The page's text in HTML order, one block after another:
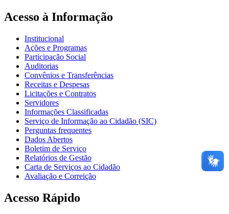
Acesso à Informação
Institucional
Ações e Programas
Participação Social
Auditorias
Convênios e Transferências
Receitas e Despesas
Licitações e Contratos
Servidores
Informações Classificadas
Serviço de Informação ao Cidadão (SIC)
Perguntas frequentes
Dados Abertos
Boletim de Serviço
Relatórios de Gestão
Carta de Serviços ao Cidadão
Avaliação e Correição
Acesso Rápido